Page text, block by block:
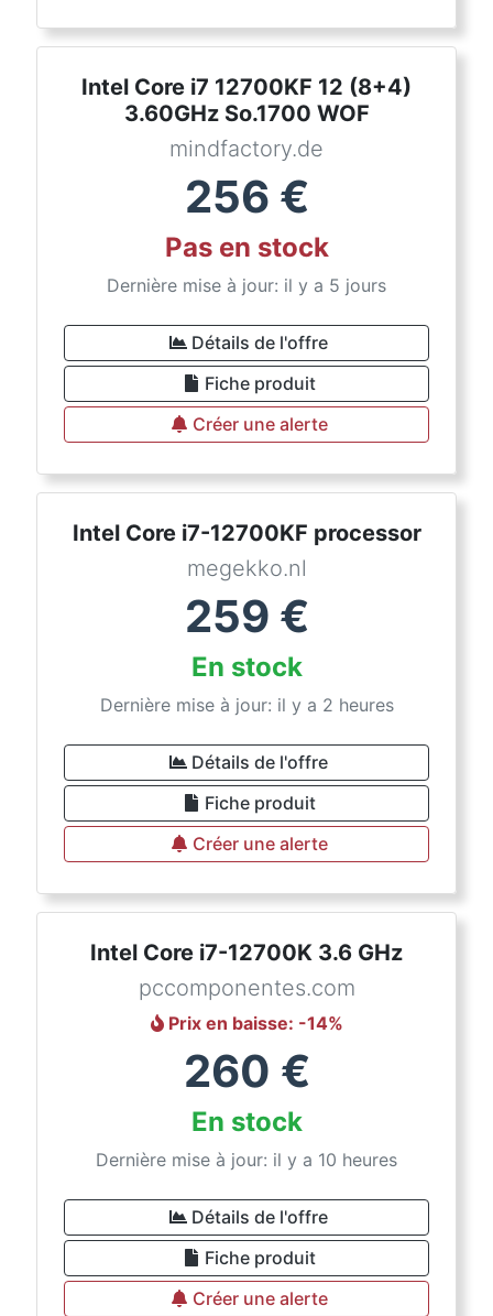
Intel Core i7 12700KF 12 (8+4)
3.60GHz So.1700 WOF
mindfactory.de
256 €
Pas en stock
Dernière mise à jour: il y a 5 jours
Détails de l'offre
Fiche produit
Créer une alerte
Intel Core i7-12700KF processor
megekko.nl
259 €
En stock
Dernière mise à jour: il y a 2 heures
Détails de l'offre
Fiche produit
Créer une alerte
Intel Core i7-12700K 3.6 GHz
pccomponentes.com
Prix en baisse: -14%
260 €
En stock
Dernière mise à jour: il y a 10 heures
Détails de l'offre
Fiche produit
Créer une alerte